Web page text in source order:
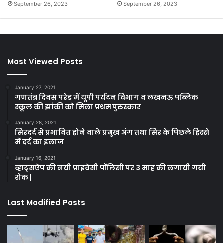
September 26, 2023 September 26, 2023
Most Viewed Posts
January 27, 2021
गणतंत्र दिवस परेड में यूपी पर्यटन विभाग व लखनऊ पब्लिक
स्कूल की झांकी को मिला प्रथम पुरुस्कार
January 28, 2021
सिरदर्द से प्रभावित होने वाले प्रमुख अंग तथा सिर के पिछले हिस्से
में दर्द का इलाज
January 16, 2021
व्हाट्सऐप की नयी प्राइवेसी पॉलिसी पर 3 माह की लगायी गयी
रोक |
Last Modified Posts